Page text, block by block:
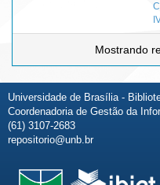
Mostrando
Universidade de Brasília -
Coordenadoria de Gestão da
(61) 3107-2683
repositorio@unb.br